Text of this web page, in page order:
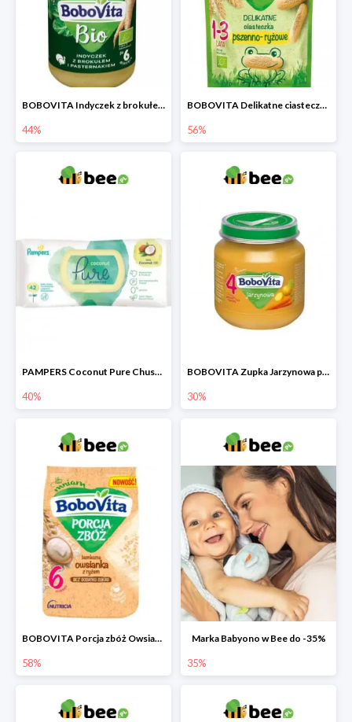
BOBOVITA Indyczek z brokułem i pasternakiem
44%
BOBOVITA Delikatne ciasteczka pszenno-ryżowe
56%
PAMPERS Coconut Pure Chusteczki nawilżające dla dzieci
40%
BOBOVITA Zupka Jarzynowa po 4 miesiącu
30%
BOBOVITA Porcja zbóż Owsianka bezmleczna z ryżem
58%
Marka Babyono w Bee do -35%
35%